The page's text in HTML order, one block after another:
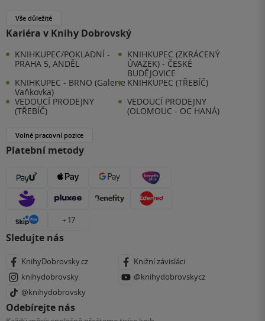
Vše důležité
Kariéra v Knihy Dobrovský
KNIHKUPEC/POKLADNÍ -
PRAHA 5, ANDĚL
KNIHKUPEC (ZKRÁCENÝ
ÚVAZEK) - ČESKÉ
BUDĚJOVICE
KNIHKUPEC - BRNO (Galerie
Vaňkovka)
KNIHKUPEC (TŘEBÍČ)
VEDOUCÍ PRODEJNY
(TŘEBÍČ)
VEDOUCÍ PRODEJNY
(OLOMOUC - OC HANÁ)
Volné pracovní pozice
Platební metody
+ 17
Sledujte nás
KnihyDobrovsky.cz
Knižní závisláci
knihydobrovsky
@knihydobrovskycz
@knihydobrovsky
Odebírejte nás